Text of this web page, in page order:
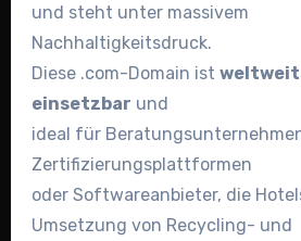
und steht unter massivem
Nachhaltigkeitsdruck.
Diese .com-Domain ist weltweit
einsetzbar und
ideal für
Zertifizierungsplattformen
oder Softwareanbieter, die
Umsetzung von Recycling- und